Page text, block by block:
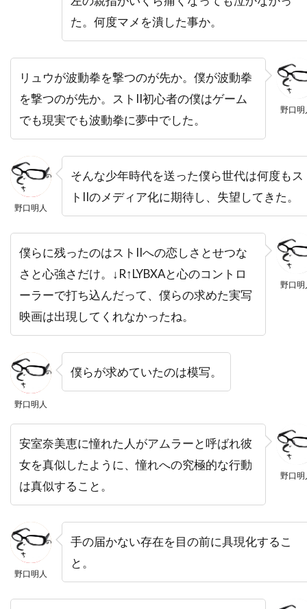
デイヴィッド・O・サックス
デイヴィッド・クレノン
デイヴィッド・グリブル
デイヴィッド・ハッセルホフ
デイヴィッド・フェンファー
デイヴィッド・フォスター
デイヴィッド・ホバーマン
デイヴィッド・マメット
デイヴィッド・レイ
デイヴ・グルーシン
デクスター・ゴードン
デクスター・フレッチャー
デデ・ガードナー
デニス・L・スチュワート
デニス・アーバーグバズ・フェイトシャンズ
デニス・リチャーズ
デニーズ・ディ・ノーヴィ
デビ・メイザー
デビー・レイノルズ
デブラ・ニール＝フィッシャー
デブラ・ヘイワード
デューンエンターテインメント
デル・アンドリュース
デレク・ギブソン
デレク・ミアーズ
た。何度マメを潰した事か。
野口明
リュウが波動拳を撃つのが先か。僕が波動拳
を撃つのが先か。ストII初心者の僕はゲーム
でも現実でも波動拳に夢中でした。
野口明人
そんな少年時代を送った僕ら世代は何度もス
トIIのメディア化に期待し、失望してきた。
野口明
僕らに残ったのはストIIへの恋しさとせつな
さと心強さだけ。↓R↑LYBXAと心のコントロ
ーラーで打ち込んだって、僕らの求めた実写
映画は出現してくれなかったね。
野口明人
僕らが求めていたのは模写。
野口明
安室奈美恵に憧れた人がアムラーと呼ばれ彼
女を真似したように、憧れへの究極的な行動
は真似すること。
野口明人
手の届かない存在を目の前に具現化するこ
と。